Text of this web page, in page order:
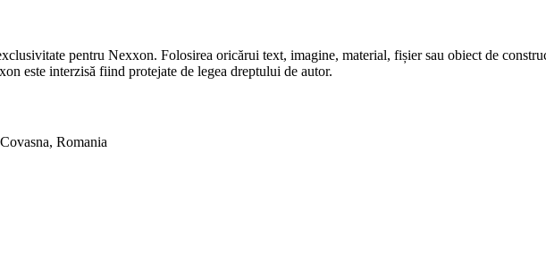
pentru Nexxon. Folosirea oricărui text, imagine, material, fișier sau obiect de
este interzisă fiind protejate de legea dreptului de autor.
Romania